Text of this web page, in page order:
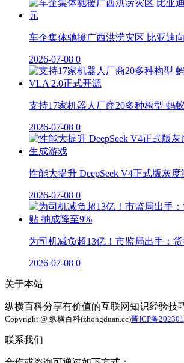
车企集体驰援广西洪涝灾区 比亚迪
2026-07-08 0
支持17家机器人厂商20多种构型 蚂
2026-07-08 0
性能大提升 DeepSeek V4正式版灰度
2026-07-08 0
为司机减负超13亿！市监局出手：
2026-07-08 0
关于本站
纵横百科分享有价值的互联网知识经验技
Copyright @ 纵横百科(zhongduan.cc)晋ICP备
联系我们